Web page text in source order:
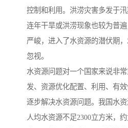
控制和利用。洪涝灾害多发于汛
连年干旱或洪涝现象也较为普
严峻，进入了水资源的潜伏期
忽视。
水资源问题对一个国家来说非
发、资源优化配置、利用、有
逐步解决水资源问题。我国水资
人均水资源不足2300立方米，约